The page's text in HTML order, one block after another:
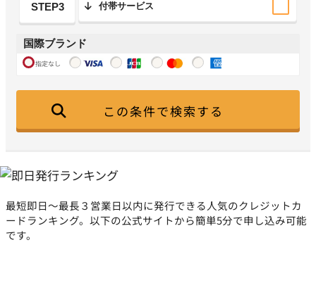
STEP3 付帯サービス
国際ブランド
指定なし
この条件で検索する
最短即日〜最長３営業日以内に発行できる人気のクレジットカ
ードランキング。以下の公式サイトから簡単5分で申し込み可能
です。